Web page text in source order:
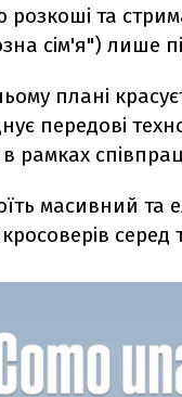
розкоші та
сім'я") лише
плані
передові
рамках
масивний та
серед